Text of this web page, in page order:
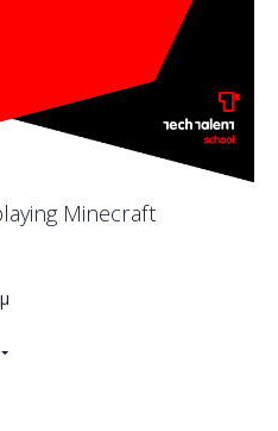
Minecraft